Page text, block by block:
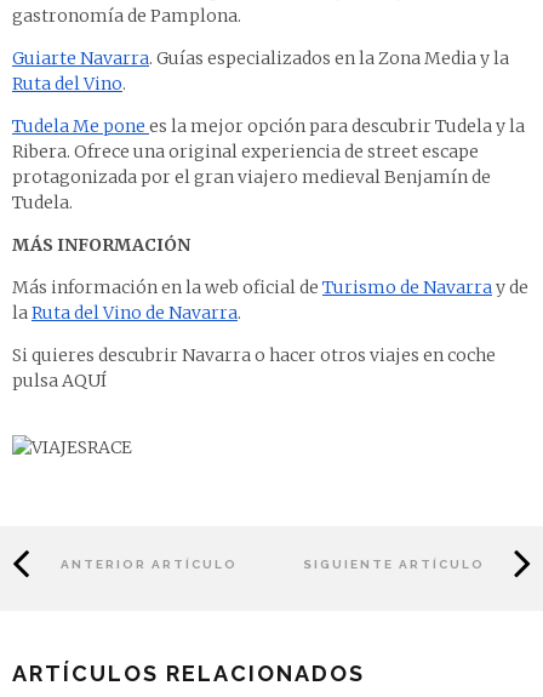
gastronomía de Pamplona.
Guiarte Navarra. Guías especializados en la Zona Media y la
Ruta del Vino.
Tudela Me pone es la mejor opción para descubrir Tudela y la
Ribera. Ofrece una original experiencia de street escape
protagonizada por el gran viajero medieval Benjamín de
Tudela.
MÁS INFORMACIÓN
Más información en la web oficial de Turismo de Navarray de
laRuta del Vino de Navarra.
Si quieres descubrir Navarra o hacer otros viajes en coche
pulsaAQUÍ
ANTERIOR ARTÍCULO SIGUIENTE ARTÍCULO
ARTÍCULOS RELACIONADOS